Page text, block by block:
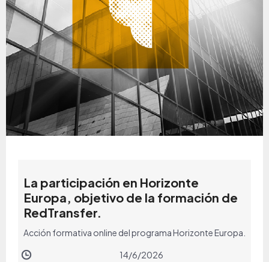
La participación en Horizonte
Europa, objetivo de la formación de
RedTransfer.
Acción formativa online del programa Horizonte Europa.
14/6/2026